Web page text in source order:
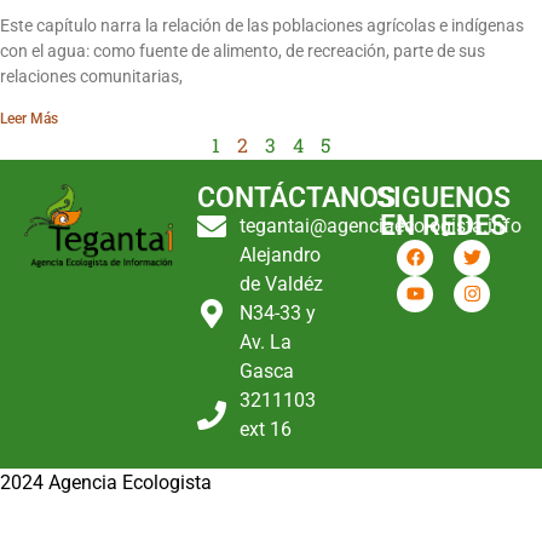
Este capítulo narra la relación de las poblaciones agrícolas e indígenas
con el agua: como fuente de alimento, de recreación, parte de sus
relaciones comunitarias,
Leer Más
1 2 3 4 5
CONTÁCTANOS
tegantai@agenciaecologista.info
Alejandro
de Valdéz
N34-33 y
Av. La
Gasca
3211103
ext 16
SIGUENOS
EN REDES
2024 Agencia Ecologista